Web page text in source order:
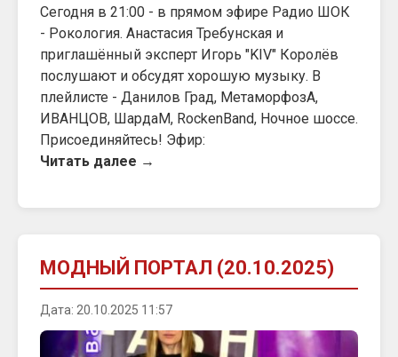
Сегодня в 21:00 - в прямом эфире Радио ШОК
- Рокология. Анастасия Требунская и
приглашённый эксперт Игорь "KIV" Королёв
послушают и обсудят хорошую музыку. В
плейлисте - Данилов Град, МетаморфозА,
ИВАНЦОВ, ШардаМ, RockenBand, Ночное шоссе.
Присоединяйтесь! Эфир:
Читать далее →
МОДНЫЙ ПОРТАЛ (20.10.2025)
Дата: 20.10.2025 11:57